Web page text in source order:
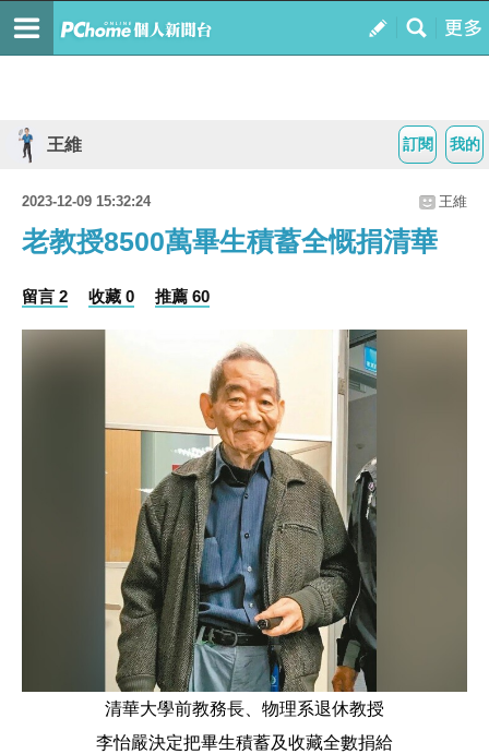
我的
訂閱
王維
2023-12-09 15:32:24 王維
老教授8500萬畢生積蓄全慨捐清華
留言 2 收藏 0 推薦 60
清華大學前教務長、物理系退休教授
李怡嚴決定把畢生積蓄及收藏全數捐給